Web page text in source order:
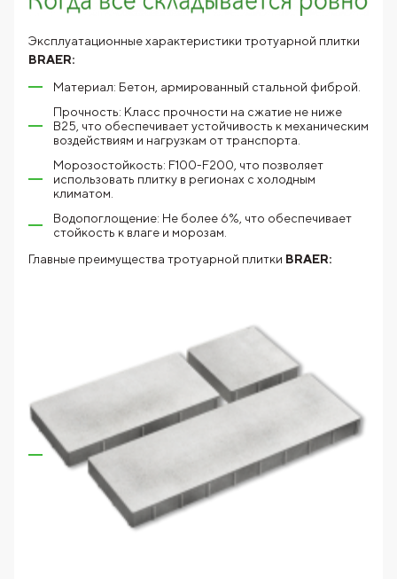
Эксплуатационные характеристики тротуарной плитки
BRAER:
Материал: Бетон, армированный стальной фиброй.
Прочность: Класс прочности на сжатие не ниже
В25, что обеспечивает устойчивость к механическим
воздействиям и нагрузкам от транспорта.
Морозостойкость: F100-F200, что позволяет
использовать плитку в регионах с холодным
климатом.
Водопоглощение: Не более 6%, что обеспечивает
стойкость к влаге и морозам.
Главные преимущества тротуарной плитки BRAER: